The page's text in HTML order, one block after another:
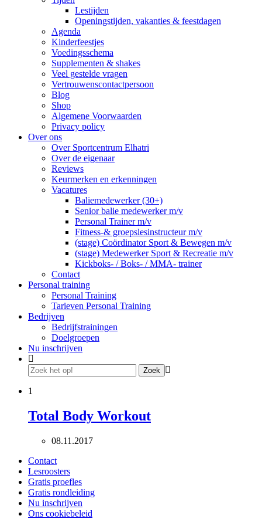
Lestijden
Openingstijden, vakanties & feestdagen
Agenda
Kinderfeestjes
Voedingsschema
Supplementen & shakes
Veel gestelde vragen
Vertrouwenscontactpersoon
Blog
Shop
Algemene Voorwaarden
Privacy policy
Over ons
Over Sportcentrum Elhatri
Over de eigenaar
Reviews
Keurmerken en erkenningen
Vacatures
Baliemedewerker (30+)
Senior balie medewerker m/v
Personal Trainer m/v
Fitness-& groepslesinstructeur m/v
(stage) Coördinator Sport & Bewegen m/v
(stage) Medewerker Sport & Recreatie m/v
Kickboks- / Boks- / MMA- trainer
Contact
Personal training
Personal Training
Tarieven Personal Training
Bedrijven
Bedrijfstrainingen
Doelgroepen
Nu inschrijven
Zoek
1
Total Body Workout
08.11.2017
Contact
Lesroosters
Gratis proefles
Gratis rondleiding
Nu inschrijven
Ons cookiebeleid